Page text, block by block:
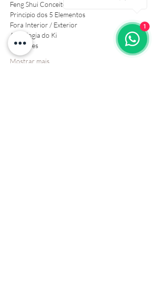
Feng Shui Conceito
Principio dos 5 Elementos
Fora Interior / Exterior
Astrologia do Ki
Medições
Mostrar mais
1